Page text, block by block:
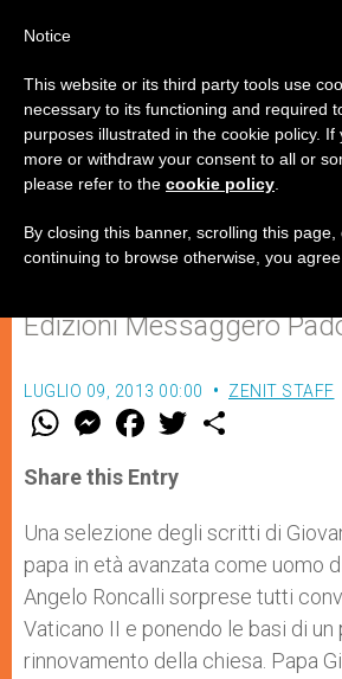
"Giovanni XXIII.
speranza", di Piero
Edizioni Messaggero
LUGLIO 09, 2013 00:00 ZENIT STAFF
W
t
s
p
p
M
e
s
e
g
e
r
F
a
e
b
o
k
w
r
Share this Entry
Una selezione degli scritti di
papa in età avanzata come uomo
Angelo Roncalli sorprese tutti
Vaticano II e ponendo le basi di un
rinnovamento della chiesa. Papa
Notice
This website or its third party tools use
necessary to its functioning and required
purposes illustrated in the cookie policy. If
more or withdraw your consent to all or
please refer to the cookie policy
By closing this banner, scrolling this
continuing to browse otherwise, you